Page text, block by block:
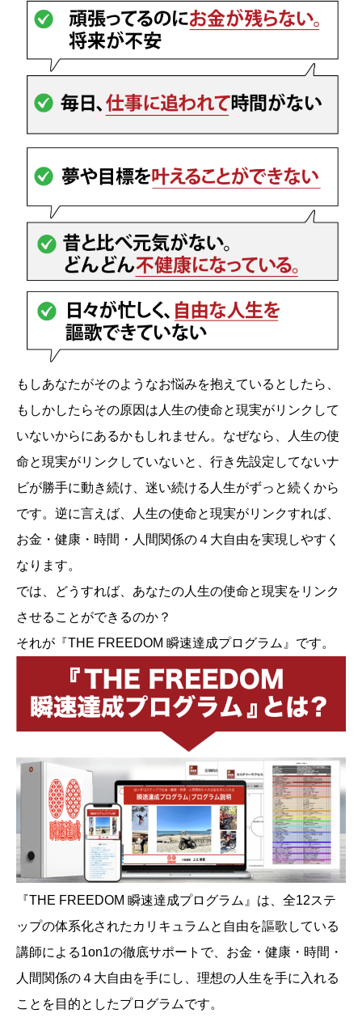
もしあなたがそのようなお悩みを抱えているとしたら、
もしかしたらその原因は人生の使命と現実がリンクして
いないからにあるかもしれません。なぜなら、人生の使
命と現実がリンクしていないと、行き先設定してないナ
ビが勝手に動き続け、迷い続ける人生がずっと続くから
です。逆に言えば、人生の使命と現実がリンクすれば、
お金・健康・時間・人間関係の４大自由を実現しやすく
なります。
では、どうすれば、あなたの人生の使命と現実をリンク
させることができるのか？
それが『THE FREEDOM 瞬速達成プログラム』です。
『THE FREEDOM 瞬速達成プログラム』は、全12ステ
ップの体系化されたカリキュラムと自由を謳歌している
講師による1on1の徹底サポートで、お金・健康・時間・
人間関係の４大自由を手にし、理想の人生を手に入れる
ことを目的としたプログラムです。